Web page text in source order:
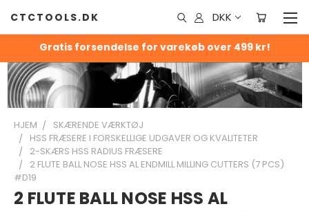
Gratis forsendelse for varekøb over 499 kr!
CTCTOOLS.DK DKK
HJEM
SKÆRENDE VÆRKTØJ
HSS FRÆSERE I FORSKELLIGE UDGAVER OG KVALITETER
2-SKÆRS HSS RADIUS FRÆSERE
2 FLUTE BALL NOSE HSS AL ENDMILL MILLING CUTTERS (7 PCS)
#D19
2 FLUTE BALL NOSE HSS AL